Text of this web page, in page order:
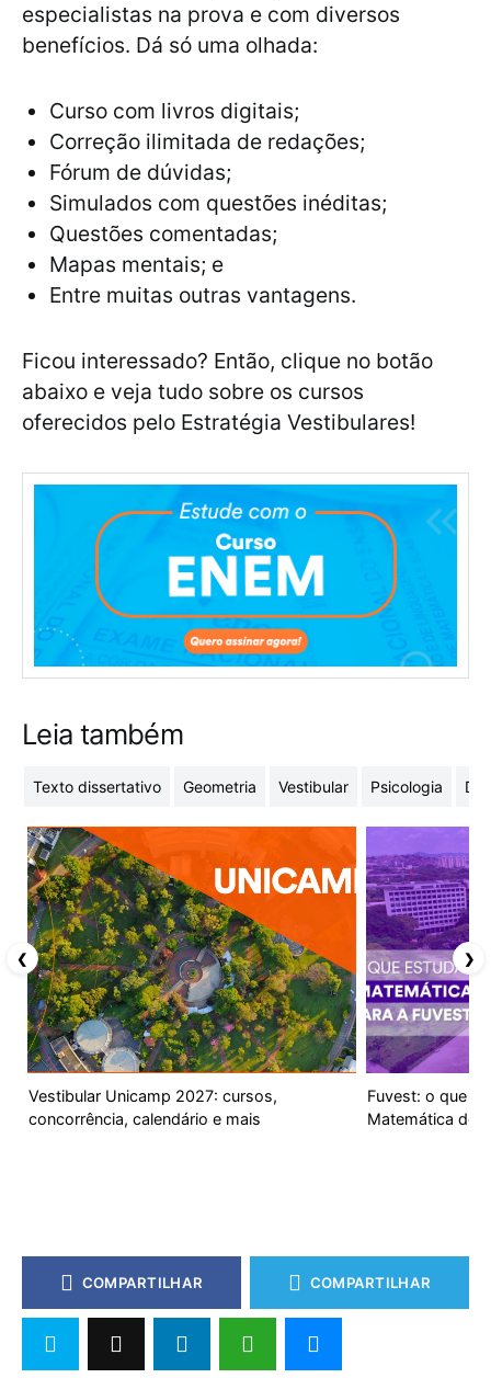
especialistas na prova e com diversos
benefícios. Dá só uma olhada:
Curso com livros digitais;
Correção ilimitada de redações;
Fórum de dúvidas;
Simulados com questões inéditas;
Questões comentadas;
Mapas mentais; e
Entre muitas outras vantagens.
Ficou interessado? Então, clique no botão
abaixo e veja tudo sobre os cursos
oferecidos pelo Estratégia Vestibulares!
Leia também
Texto dissertativo Geometria Vestibular Psicologia
Vestibular Unicamp 2027: cursos,
concorrência, calendário e mais
Fuvest: o que
Matemática do
❮ ❯
COMPARTILHAR COMPARTILHAR